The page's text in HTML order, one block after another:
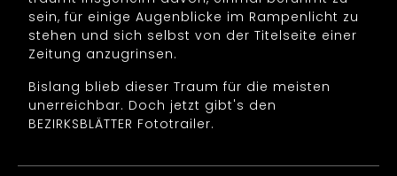
sein, für einige Augenblicke im Rampenlicht zu
stehen und sich selbst von der Titelseite einer
Zeitung anzugrinsen.
Bislang blieb dieser Traum für die meisten
unerreichbar. Doch jetzt gibt's den
BEZIRKSBLÄTTER Fototrailer.